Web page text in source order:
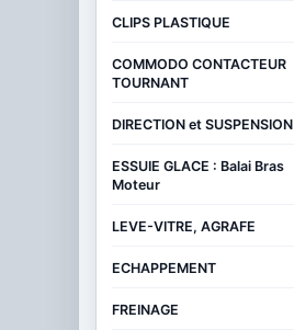
CLIPS PLASTIQUE
COMMODO CONTACTEUR
TOURNANT
DIRECTION et SUSPENSION
ESSUIE GLACE : Balai Bras
Moteur
LEVE-VITRE, AGRAFE
ECHAPPEMENT
FREINAGE